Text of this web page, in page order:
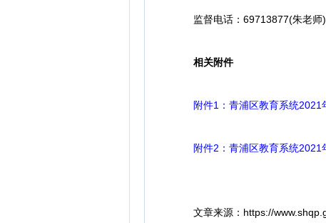
监督电话：69713877(朱老师)
相关附件
附件1：青浦区教育系统
附件2：青浦区教育系统
文章来源：https://